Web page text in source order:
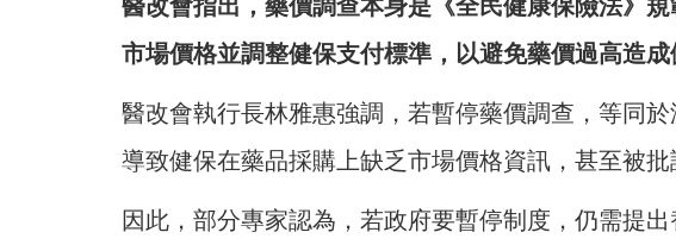
醫改會指出，藥價調查本身是《全民健康保險法》
市場價格並調整健保支付標準，以避免藥價過高造成
醫改會執行長林雅惠強調，若暫停藥價調查，等同
導致健保在藥品採購上缺乏市場價格資訊，甚至被批
因此，部分專家認為，若政府要暫停制度，仍需提